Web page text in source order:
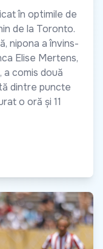
în optimile de
de la Toronto.
nipona a învins-
Elise Mertens,
a comis două
dintre puncte
o oră și 11